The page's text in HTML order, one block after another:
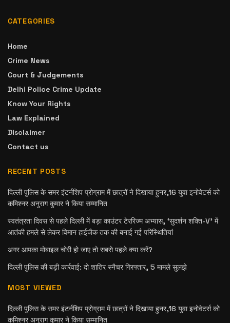
CATEGORIES
Home
Crime News
Court & Judgements
Delhi Police Crime Update
Know Your Rights
Law Explained
Disclaimer
Contact us
RECENT POSTS
दिल्ली पुलिस के समर इंटर्नशिप प्रोग्राम में छात्रों ने दिखाया हुनर,16 युवा इनोवेटर्स को
कमिश्नर अनुराग कुमार ने किया सम्मानित
स्वतंत्रता दिवस से पहले दिल्ली में बड़ा काउंटर टेररिज्म अभ्यास, ‘सुदर्शन शक्ति-V’ में
आतंकी हमले से लेकर विमान हाईजैक तक की बनाई गईं परिस्थितियां
अगर आपका मोबाइल चोरी हो जाए तो सबसे पहले क्या करें?
दिल्ली पुलिस की बड़ी कार्रवाई: दो शातिर स्नैचर गिरफ्तार, 5 मामले सुलझे
MOST VIEWED
दिल्ली पुलिस के समर इंटर्नशिप प्रोग्राम में छात्रों ने दिखाया हुनर,16 युवा इनोवेटर्स को
कमिश्नर अनुराग कुमार ने किया सम्मानित